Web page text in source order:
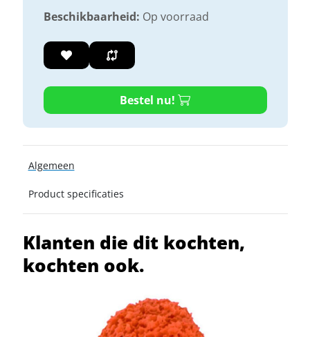
Beschikbaarheid: Op voorraad
Bestel nu!
Algemeen
Product specificaties
Klanten die dit kochten,
kochten ook.